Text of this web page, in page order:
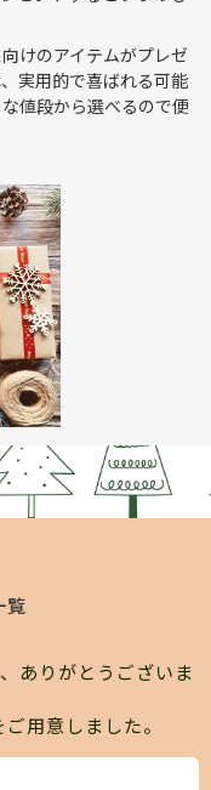
けのアイテムがプレゼ
実用的で喜ばれる可能
値段から選べるので便
覧
ありがとうございま
用意しました。